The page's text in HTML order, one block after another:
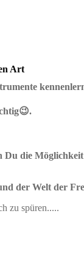
Art
Du die
der Welt der
zu spüren.....